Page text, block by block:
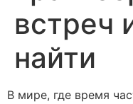
встреч
найти
В мире, где время